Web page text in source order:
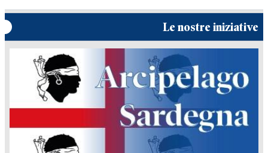
Le nostre iniziative